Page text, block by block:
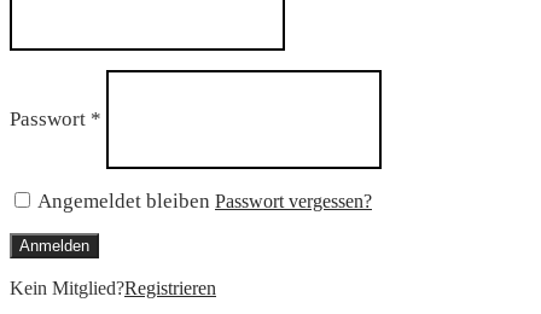
Passwort *
Erforderlich
Angemeldet bleiben Passwort vergessen?
Anmelden
Kein Mitglied?Registrieren